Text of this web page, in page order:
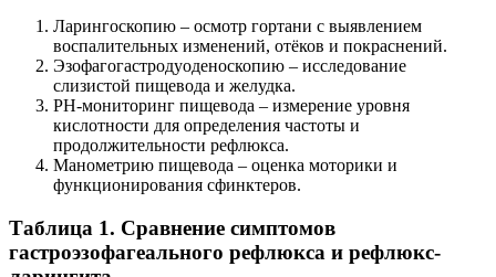
Ларингоскопию – осмотр гортани с выявлением
воспалительных изменений, отёков и покраснений.
Эзофагогастродуоденоскопию – исследование
слизистой пищевода и желудка.
РН-мониторинг пищевода – измерение уровня
кислотности для определения частоты и
продолжительности рефлюкса.
Манометрию пищевода – оценка моторики и
функционирования сфинктеров.
Таблица 1. Сравнение симптомов
гастроэзофагеального рефлюкса и рефлюкс-